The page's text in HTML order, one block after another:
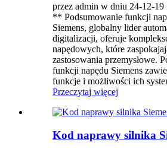
przez admin w dniu 24-12-19
** Podsumowanie funkcji
Siemens, globalny lider
digitalizacji, oferuje
napędowych, które
zastosowania przemysłowe.
funkcji napędu Siemens
funkcje i możliwości ich
Przeczytaj więcej
Kod naprawy silnika